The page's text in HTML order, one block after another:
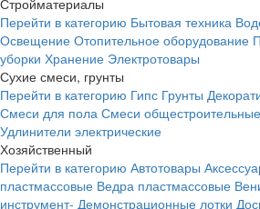
Стройматериалы
Перейти в категорию Бытовая техника
Освещение Отопительное оборудование
уборки Хранение Электротовары
Сухие смеси, грунты
Перейти в категорию Гипс Грунты
Смеси для пола Смеси общестроительные
Удлинители электрические
Хозяйственный
Перейти в категорию Автотовары
пластмассовые Ведра пластмассовые
инструмент- Демонстрационные лотки